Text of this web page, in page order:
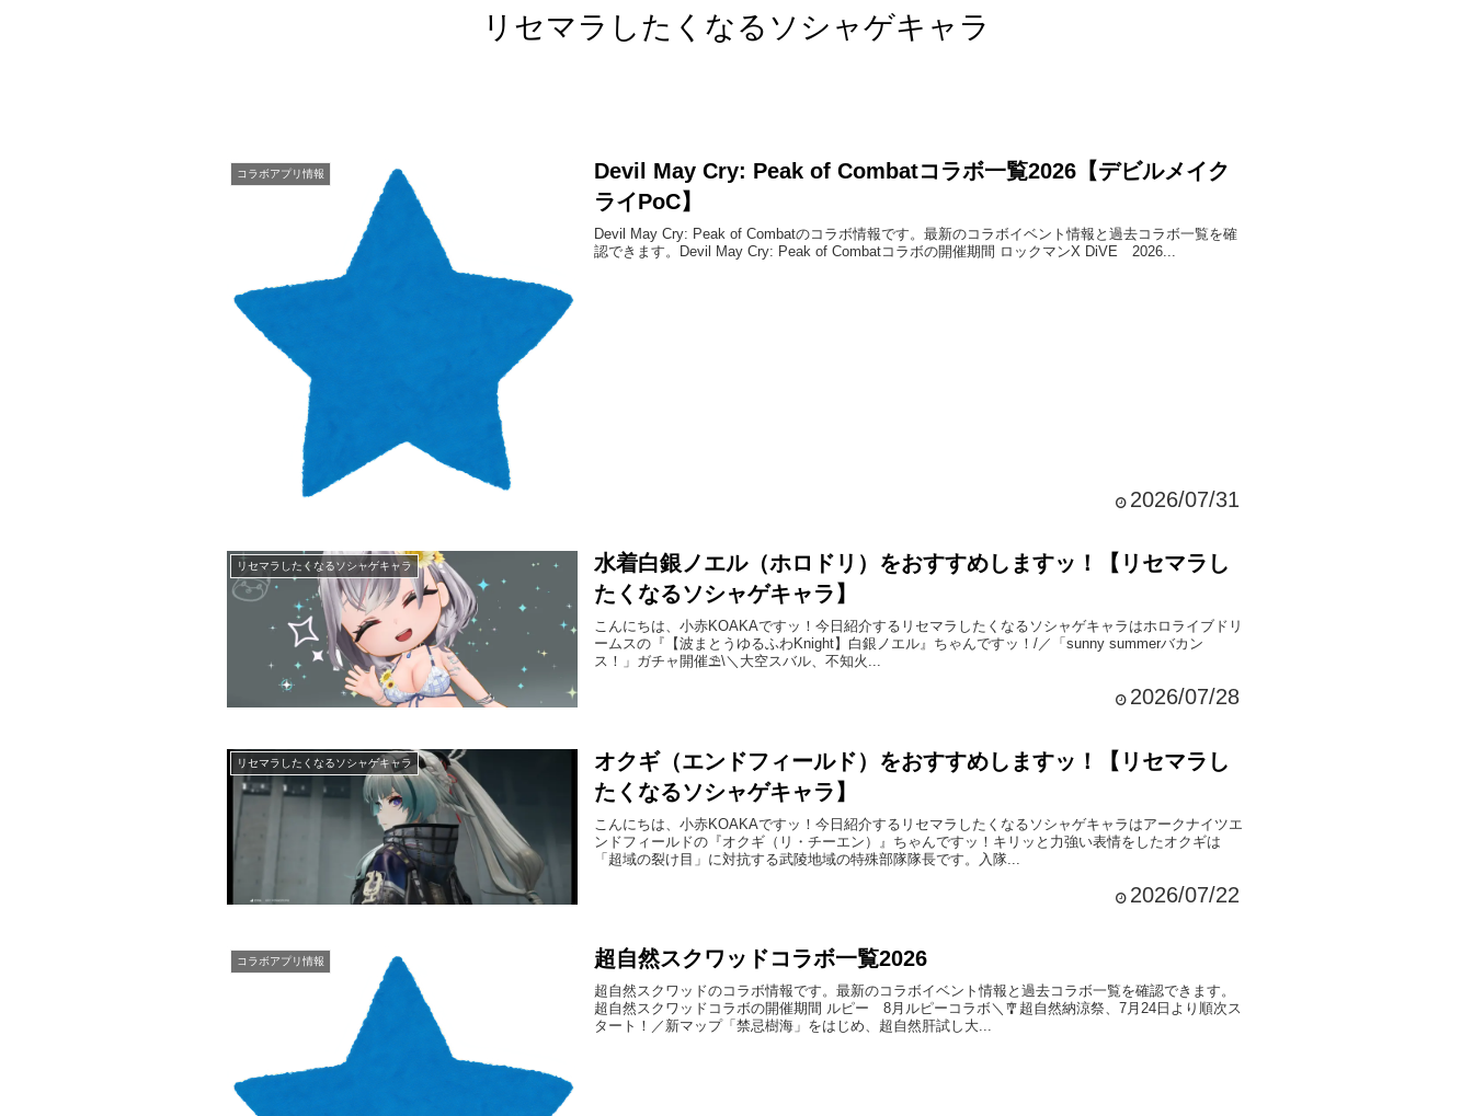
リセマラしたくなるソシャゲキャラ
コラボアプリ情報
Devil May Cry: Peak of Combatコラボ一覧2026【デビルメイク
ライPoC】
Devil May Cry: Peak of Combatのコラボ情報です。最新のコラボイベント情報と過去コラボ一覧を確
認できます。Devil May Cry: Peak of Combatコラボの開催期間 ロックマンX DiVE 2026...
2026/07/31
リセマラしたくなるソシャゲキャラ
水着白銀ノエル（ホロドリ）をおすすめしますッ！【リセマラし
たくなるソシャゲキャラ】
こんにちは、小赤KOAKAですッ！今日紹介するリセマラしたくなるソシャゲキャラはホロライブドリ
ームスの『【波まとうゆるふわKnight】白銀ノエル』ちゃんですッ！/／「sunny summerバカン
ス！」ガチャ開催⛱️\＼大空スバル、不知火...
2026/07/28
リセマラしたくなるソシャゲキャラ
オクギ（エンドフィールド）をおすすめしますッ！【リセマラし
たくなるソシャゲキャラ】
こんにちは、小赤KOAKAですッ！今日紹介するリセマラしたくなるソシャゲキャラはアークナイツエ
ンドフィールドの『オクギ（リ・チーエン）』ちゃんですッ！キリッと力強い表情をしたオクギは
「超域の裂け目」に対抗する武陵地域の特殊部隊隊長です。入隊...
2026/07/22
コラボアプリ情報 超自然スクワッドコラボ一覧2026
超自然スクワッドのコラボ情報です。最新のコラボイベント情報と過去コラボ一覧を確認できます。
超自然スクワッドコラボの開催期間 ルピー 8月ルピーコラボ＼🎐超自然納涼祭、7月24日より順次ス
タート！／新マップ「禁忌樹海」をはじめ、超自然肝試し大...